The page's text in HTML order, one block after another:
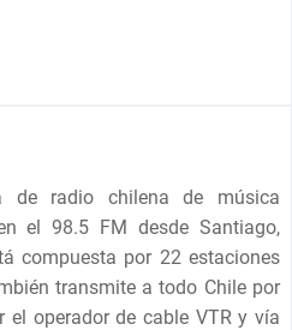
​​de radio chilena de música
el 98.5 FM desde Santiago,
compuesta por 22 estaciones
transmite a todo Chile por
el operador de cable VTR y vía